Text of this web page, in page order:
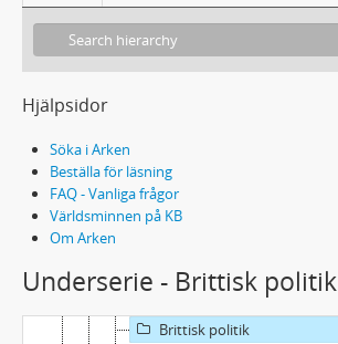
Hjälpsidor
Söka i Arken
Beställa för läsning
FAQ - Vanliga frågor
Världsminnen på KB
Om Arken
Underserie - Brittisk politik
Filosofi/Sociologi
Vetenskap/Avhandlingar
Konflikt och fred
Socialism
Barn- och ungdomsfrågor
Juridik
Brittisk politik